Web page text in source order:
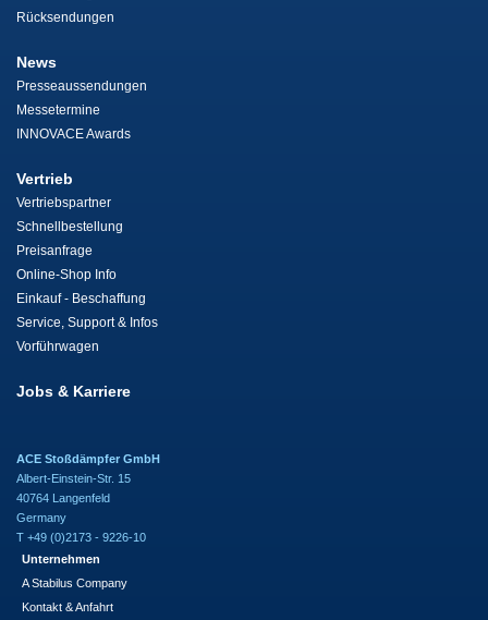
Rücksendungen
News
Presseaussendungen
Messetermine
INNOVACE Awards
Vertrieb
Vertriebspartner
Schnellbestellung
Preisanfrage
Online-Shop Info
Einkauf - Beschaffung
Service, Support & Infos
Vorführwagen
Jobs & Karriere
ACE Stoßdämpfer GmbH
Albert-Einstein-Str. 15
40764 Langenfeld
Germany
T +49 (0)2173 - 9226-10
Unternehmen
A Stabilus Company
Kontakt & Anfahrt